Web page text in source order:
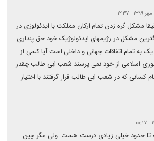
مشکل گره زدن تمام ارکان مملکت با ایدئولوژی در
مشکل در رژیمهای ایدئولوژیک خود حق پنداری
به تمام اتفاقات جهانی و داخلی است آیا کسی از
اسلامی از خود نمی پرسند شعب ابی طالب چقدر
کسانی که در شعب ابی طالب قرار گرفتند با اختیار
تا حدود خیلی زیادی درست هست. ولی مگر چین